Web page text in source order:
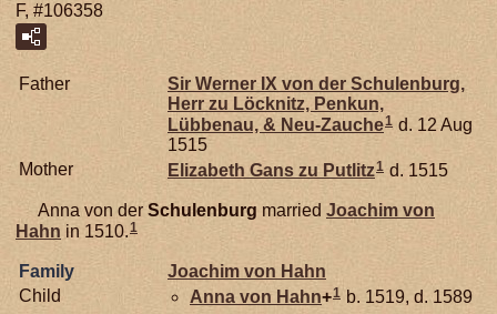
F, #106358
Father Sir Werner IX von der Schulenburg,
Herr zu Löcknitz, Penkun,
Lübbenau, & Neu-Zauche1 d. 12 Aug
1515
Mother
Elizabeth Gans zu Putlitz1 d. 1515
Anna von der Schulenburg married Joachim von
Hahn in 1510.1
Family Joachim von Hahn
Child
Anna von Hahn+1 b. 1519, d. 1589